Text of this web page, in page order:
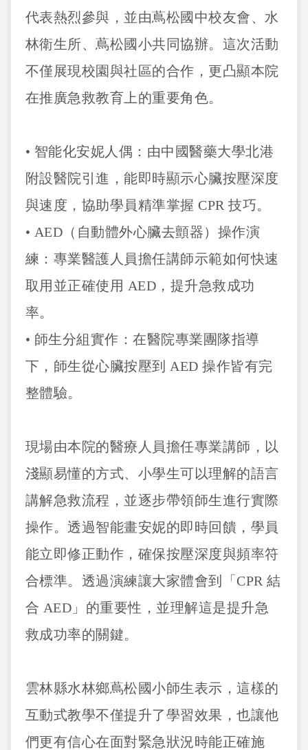
代表熱烈參與，並由蔦松國中校友會、水
林衛生所、蔦松國小共同協辦。這次活動
不僅展現校園與社區的合作，更凸顯本院
在推廣急救教育上的重要角色。
• 智能化安妮人偶：由中國醫藥大學北港
附設醫院引進，能即時顯示心臟按壓深度
與速度，協助學員精準掌握 CPR 技巧。
• AED（自動體外心臟去顫器）操作演
練：專業醫護人員擔任講師示範如何快速
取用並正確使用 AED，提升急救成功
率。
• 師生分組實作：在醫院專業團隊指導
下，師生從心臟按壓到 AED 操作皆有完
整體驗。
現場由本院的醫療人員擔任專業講師，以
淺顯易懂的方式、小學生可以理解的語言
講解急救流程，並逐步帶領師生進行實際
操作。透過智能畫安妮的即時回饋，學員
能立即修正動作，確保按壓深度與頻率符
合標準。透過演練讓大家體會到「CPR 結
合 AED」的重要性，並理解這是提升急
救成功率的關鍵。
雲林縣水林鄉蔦松國小師生表示，這樣的
互動式教學不僅提升了學習效果，也讓他
們更有信心在面對緊急狀況時能正確施